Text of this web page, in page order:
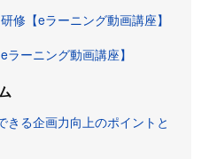
修【eラーニング動画講座】
ーニング動画講座】
きる企画力向上のポイントと